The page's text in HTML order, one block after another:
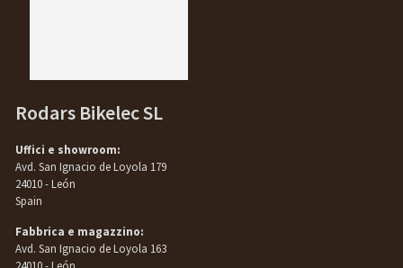
Rodars Bikelec SL
Uffici e showroom:
Avd. San Ignacio de Loyola 179
24010 - León
Spain
Fabbrica e magazzino:
Avd. San Ignacio de Loyola 163